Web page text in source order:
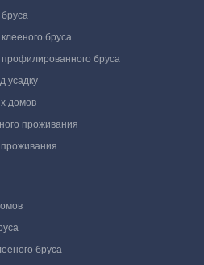
бруса
бруса
усадку
домов
проживания
бруса